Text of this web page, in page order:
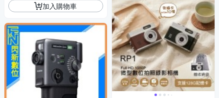
加入購物車